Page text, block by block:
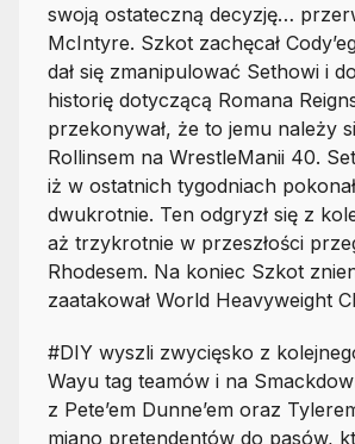
swoją ostateczną decyzję…
McIntyre. Szkot zachęcał
dał się zmanipulować Sethowi i
historię dotyczącą Romana
przekonywał, że to jemu należy
Rollinsem na WrestleManii 40.
iż w ostatnich tygodniach
dwukrotnie. Ten odgryzł się z
aż trzykrotnie w przeszłości
Rhodesem. Na koniec Szkot
zaatakował World Heavyweight
#DIY wyszli zwycięsko z
Wayu tag teamów i na
z Pete’em Dunne’em oraz
miano pretendentów do pasów,